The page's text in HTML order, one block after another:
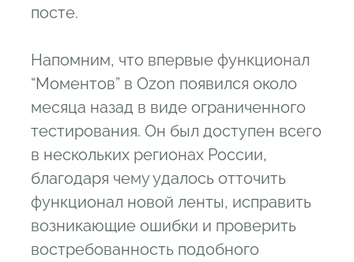
посте.
Напомним, что впервые функционал
“Моментов” в Ozon появился около
месяца назад в виде ограниченного
тестирования. Он был доступен всего
в нескольких регионах России,
благодаря чему удалось отточить
функционал новой ленты, исправить
возникающие ошибки и проверить
востребованность подобного